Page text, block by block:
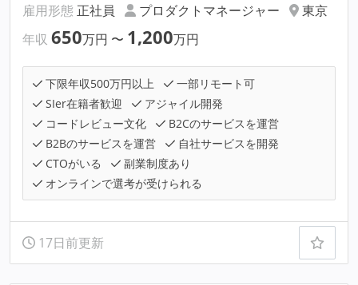
雇用形態 正社員 プロダクトマネージャー
東京
年収 650万円 〜 1,200万円
下限年収500万円以上
一部リモート可
SIer在籍者歓迎
アジャイル開発
コードレビュー文化
B2Cのサービスを運営
B2Bのサービスを運営
自社サービスを開発
CTOがいる
副業制度あり
オンラインで選考が受けられる
17日前更新